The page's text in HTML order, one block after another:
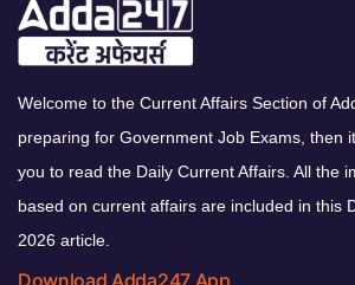
Welcome to the Current Affairs Section of
preparing for Government Job Exams, then
you to read the Daily Current Affairs. All the
based on current affairs are included in this
2026 article.
Download Adda247 App